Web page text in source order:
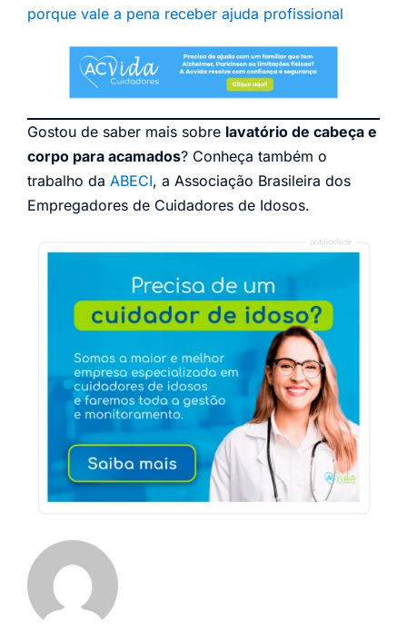
porque vale a pena receber ajuda profissional
Gostou de saber mais sobre lavatório de cabeça e
corpo para acamados? Conheça também o
trabalho da ABECI, a Associação Brasileira dos
Empregadores de Cuidadores de Idosos.